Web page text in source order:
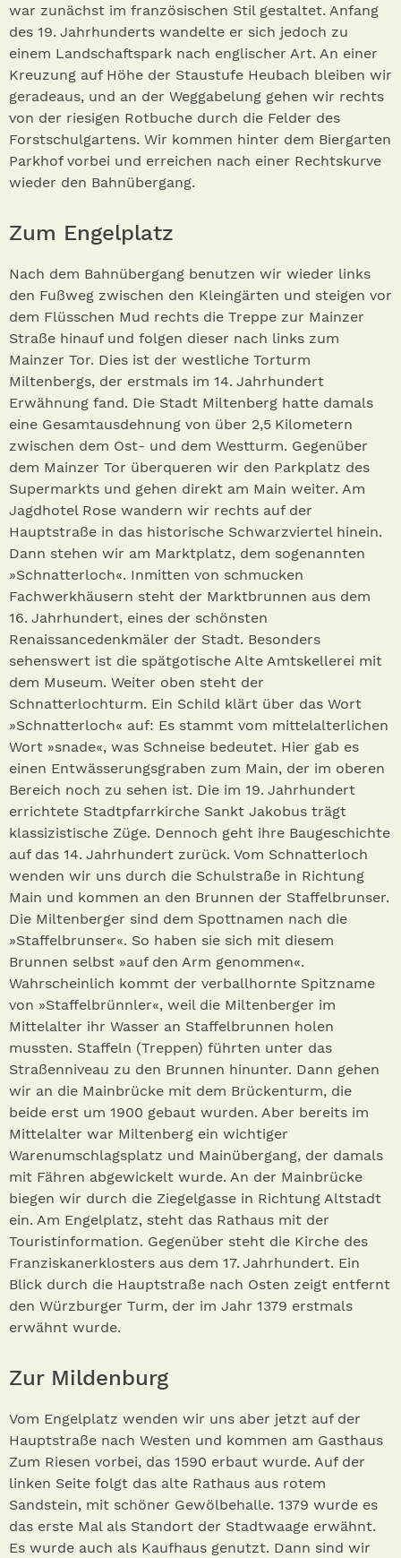
war zunächst im französischen Stil gestaltet. Anfang
des 19. Jahrhunderts wandelte er sich jedoch zu
einem Landschaftspark nach englischer Art. An einer
Kreuzung auf Höhe der Staustufe Heubach bleiben wir
geradeaus, und an der Weggabelung gehen wir rechts
von der riesigen Rotbuche durch die Felder des
Forstschulgartens. Wir kommen hinter dem Biergarten
Parkhof vorbei und erreichen nach einer Rechtskurve
wieder den Bahnübergang.
Zum Engelplatz
Nach dem Bahnübergang benutzen wir wieder links
den Fußweg zwischen den Kleingärten und steigen vor
dem Flüsschen Mud rechts die Treppe zur Mainzer
Straße hinauf und folgen dieser nach links zum
Mainzer Tor. Dies ist der westliche Torturm
Miltenbergs, der erstmals im 14. Jahrhundert
Erwähnung fand. Die Stadt Miltenberg hatte damals
eine Gesamtausdehnung von über 2,5 Kilometern
zwischen dem Ost- und dem Westturm. Gegenüber
dem Mainzer Tor überqueren wir den Parkplatz des
Supermarkts und gehen direkt am Main weiter. Am
Jagdhotel Rose wandern wir rechts auf der
Hauptstraße in das historische Schwarzviertel hinein.
Dann stehen wir am Marktplatz, dem sogenannten
»Schnatterloch«. Inmitten von schmucken
Fachwerkhäusern steht der Marktbrunnen aus dem
16. Jahrhundert, eines der schönsten
Renaissancedenkmäler der Stadt. Besonders
sehenswert ist die spätgotische Alte Amtskellerei mit
dem Museum. Weiter oben steht der
Schnatterlochturm. Ein Schild klärt über das Wort
»Schnatterloch« auf: Es stammt vom mittelalterlichen
Wort »snade«, was Schneise bedeutet. Hier gab es
einen Entwässerungsgraben zum Main, der im oberen
Bereich noch zu sehen ist. Die im 19. Jahrhundert
errichtete Stadtpfarrkirche Sankt Jakobus trägt
klassizistische Züge. Dennoch geht ihre Baugeschichte
auf das 14. Jahrhundert zurück. Vom Schnatterloch
wenden wir uns durch die Schulstraße in Richtung
Main und kommen an den Brunnen der Staffelbrunser.
Die Miltenberger sind dem Spottnamen nach die
»Staffelbrun­ser«. So haben sie sich mit diesem
Brunnen selbst »auf den Arm genommen«.
Wahrscheinlich kommt der verballhornte Spitzname
von »Staffelbrünnler«, weil die Miltenberger im
Mittelalter ihr Wasser an Staffelbrunnen holen
mussten. Staffeln (Treppen) führten unter das
Straßenniveau zu den Brunnen hinunter. Dann gehen
wir an die Mainbrücke mit dem Brückenturm, die
beide erst um 1900 gebaut wurden. Aber bereits im
Mittelalter war Miltenberg ein wichtiger
Warenumschlagsplatz und Mainübergang, der damals
mit Fähren abgewickelt wurde. An der Mainbrücke
biegen wir durch die Ziegelgasse in Richtung Altstadt
ein. Am Engelplatz, steht das Rathaus mit der
Touristinformation. Gegenüber steht die Kirche des
Franziskanerklosters aus dem 17. Jahrhundert. Ein
Blick durch die Hauptstraße nach Osten zeigt entfernt
den Würzburger Turm, der im Jahr 1379 erstmals
erwähnt wurde.
Zur Mildenburg
Vom Engelplatz wenden wir uns aber jetzt auf der
Hauptstraße nach Westen und kommen am Gasthaus
Zum Riesen vorbei, das 1590 erbaut wurde. Auf der
linken Seite folgt das alte Rathaus aus rotem
Sandstein, mit schöner Gewölbehalle. 1379 wurde es
das erste Mal als Standort der Stadtwaage erwähnt.
Es wurde auch als Kaufhaus genutzt. Dann sind wir